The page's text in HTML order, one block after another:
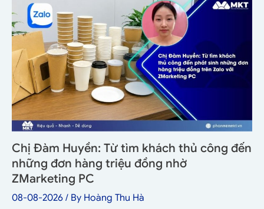
Chị Đàm Huyền: Từ tìm khách thủ công đến
những đơn hàng triệu đồng nhờ
ZMarketing PC
08-08-2026 / By Hoàng Thu Hà